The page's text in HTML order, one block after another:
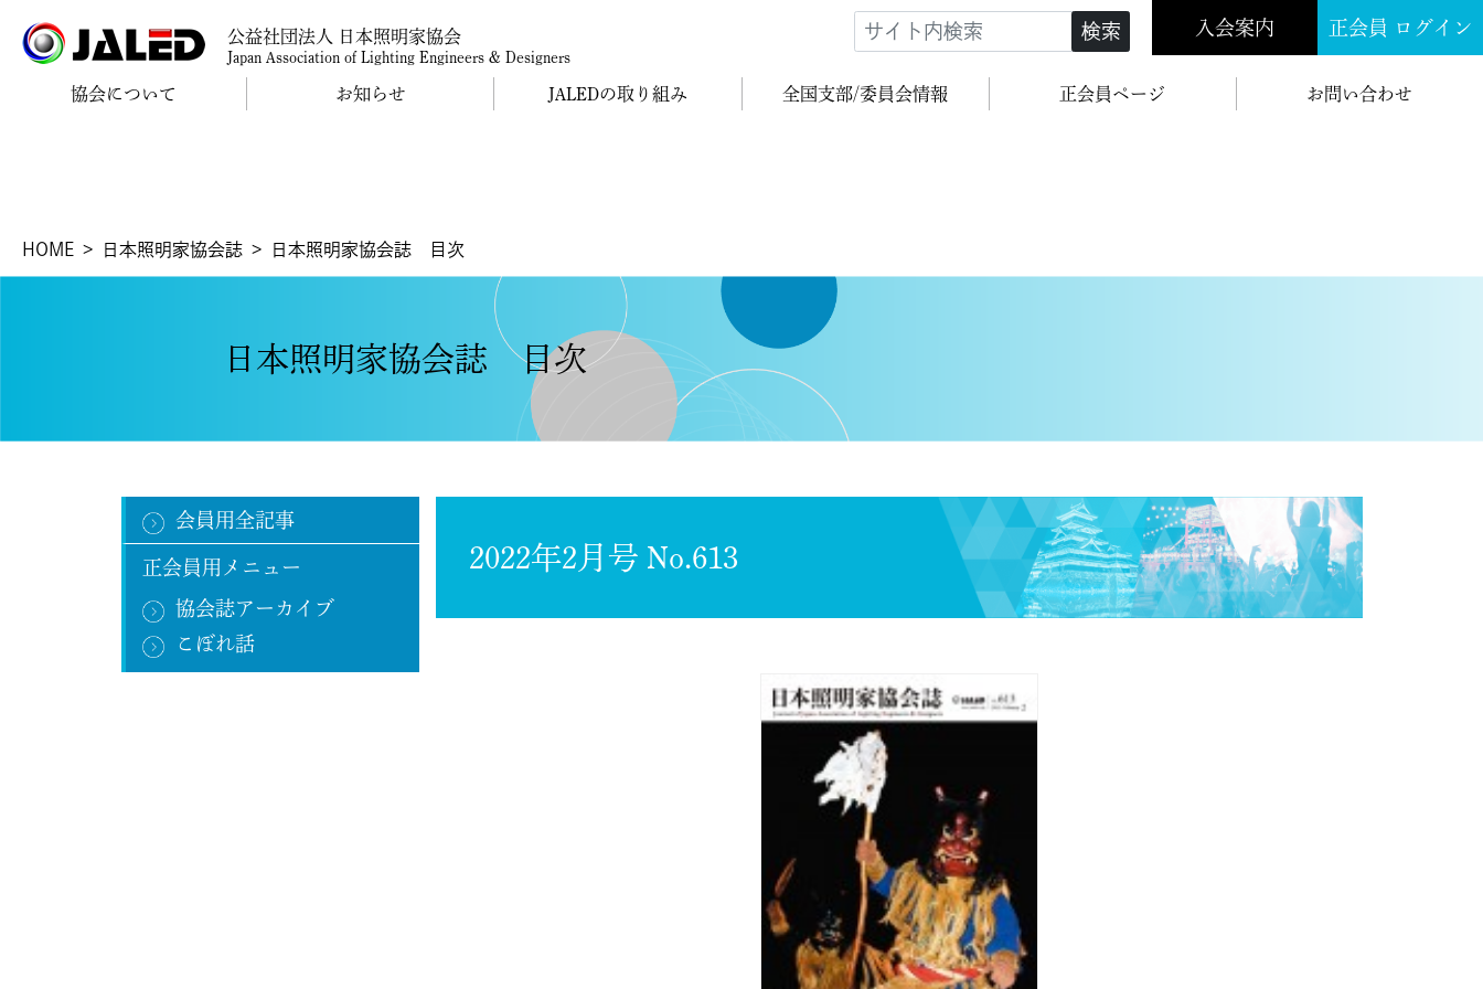
公益社団法人 日本照明家協会
Japan Association of Lighting Engineers & Designers
検索 入会案内 正会員 ログイン
協会について お知らせ JALEDの取り組み 全国支部/委員会情報 正会員ページ お問い合わせ
HOME 日本照明家協会誌 日本照明家協会誌 目次
日本照明家協会誌 目次
会員用全記事
正会員用メニュー
協会誌アーカイブ
こぼれ話
2022年2月号 No.613